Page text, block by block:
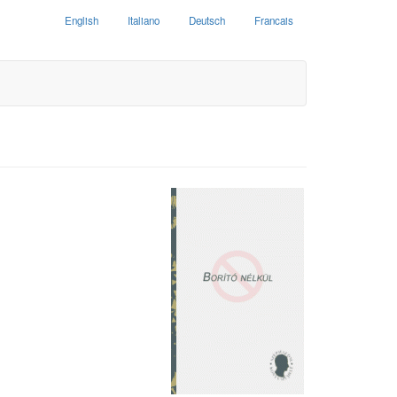
English Italiano Deutsch Francais